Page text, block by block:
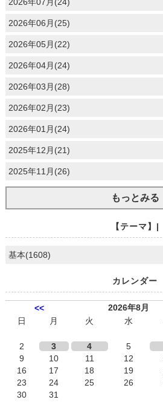
2026年06月(25)
2026年05月(22)
2026年04月(24)
2026年03月(28)
2026年02月(23)
2026年01月(24)
2025年12月(21)
2025年11月(26)
もっとみる
【テーマ】|
基本(1608)
カレンダー
<<
2026年8月
日
月 火 水
2
3 4 5
9
10 11 12
16
17 18 19
23
24 25 26
30
31